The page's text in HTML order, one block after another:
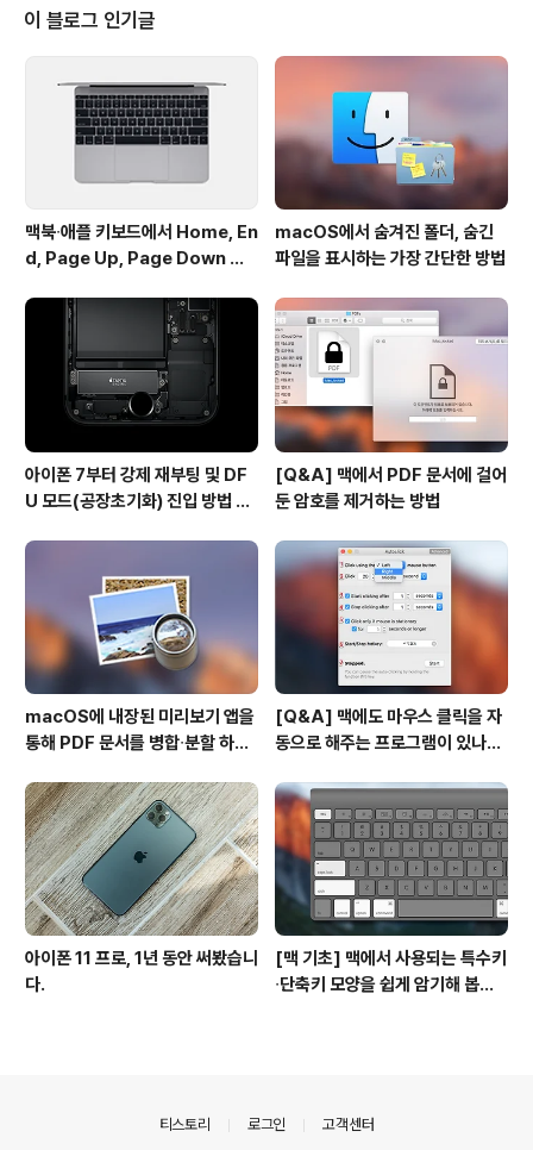
sing multiple displays • Apple - Mac Pro (Late 2
013): Using multiple displays on Windows 8 via
Boot Camp • Apple - Using 4K Ultra HD TVs wit
h Mac computers Mac Pro (20..
이 블로그 인기글
맥북∙애플 키보드에서 Home, En
d, Page Up, Page Down 키
macOS에서 숨겨진 폴더, 숨긴
파일을 표시하는 가장 간단한 방법
아이폰 7부터 강제 재부팅 및 DF
U 모드(공장초기화) 진입 방법 변
[Q&A] 맥에서 PDF 문서에 걸어
둔 암호를 제거하는 방법
macOS에 내장된 미리보기 앱을
통해 PDF 문서를 병합∙분할 하는
[Q&A] 맥에도 마우스 클릭을 자
동으로 해주는 프로그램이 있나
아이폰 11 프로, 1년 동안 써봤습니
다.
[맥 기초] 맥에서 사용되는 특수키
∙단축키 모양을 쉽게 암기해 봅시
티스토리 로그인 고객센터